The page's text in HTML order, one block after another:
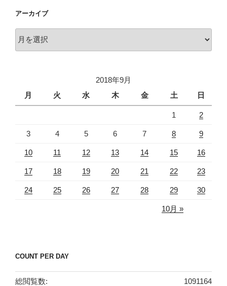
ー
アーカイブ
ー
2018年9月
月
火 水 木 金 土 日
1 2
3 4 5 6 7 8 9
10 11 12 13 14 15 16
17 18 19 20 21 22 23
24 25 26 27 28 29 30
10月 »
COUNT PER DAY
1091164
総閲覧数: